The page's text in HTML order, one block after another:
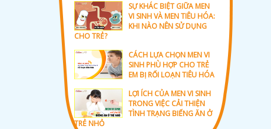
SỰ KHÁC BIỆT GIỮA MEN
VI SINH VÀ MEN TIÊU HÓA:
KHI NÀO NÊN SỬ DỤNG
CHO TRẺ?
CÁCH LỰA CHỌN MEN VI
SINH PHÙ HỢP CHO TRẺ
EM BỊ RỐI LOẠN TIÊU HÓA
LỢI ÍCH CỦA MEN VI SINH
TRONG VIỆC CẢI THIỆN
TÌNH TRẠNG BIẾNG ĂN Ở
TRẺ NHỎ